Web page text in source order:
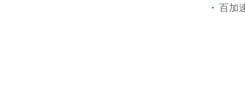
百加